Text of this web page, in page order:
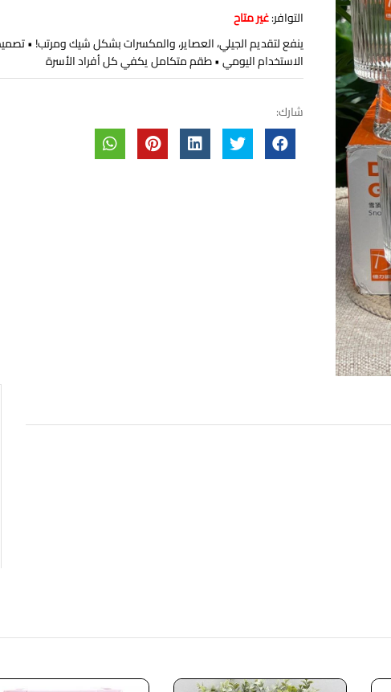
التوافر:غير متاح
ينفع لتقديم الجيلي، العصاير، والمكسرات بشكل شيك ومرتب! •
الاستخدام اليومي • طقم متكامل يكفي كل أفراد الأسرة
شارك: